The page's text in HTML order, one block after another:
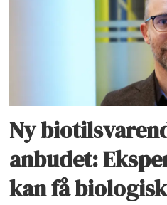
Ny
anbudet:
kan få